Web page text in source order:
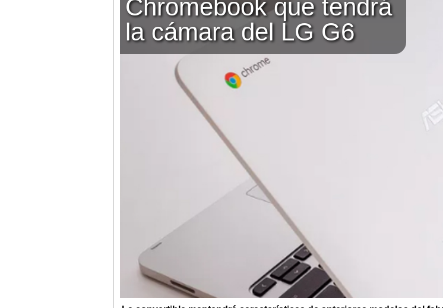
Chromebook que tendrá
la cámara del LG G6